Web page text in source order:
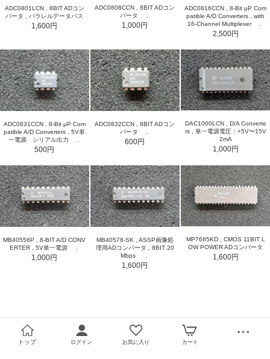
ADC0801LCN , 8BIT ADコン
バータ , パラレルデータバス
1,600円
ADC0808CCN , 8BIT ADコン
バータ ．
1,000円
ADC0816CCN , 8-Bit μP Com
patible A/D Converters , with
16-Channel Multiplexer ．
2,500円
ADC0831CCN , 8-Bit μP Com
patible A/D Converters , 5V単
一電源 シリアル出力 ．
500円
ADC0832CCN , 8BIT ADコン
バータ ．
600円
DAC1000LCN , D/A Converte
rs , 単一電源電圧：+5V〜15V
2mA
1,000円
MB40558P , 8-BIT A/D CONV
ERTER , 5V単一電源 ．
1,000円
MB40578-SK , ASSP画像処
理用ADコンバータ , 8BIT 20
Mbps ．
1,600円
MP7685KD , CMOS 11BIT L
OW POWER ADコンバータ
1,600円
トップ ログイン お気に入り カート